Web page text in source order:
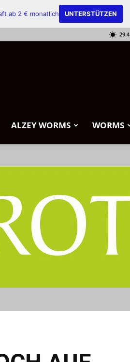
29.4
ALZEY WORMS WORMS
ab 2 € monatlich UNTERSTÜTZEN